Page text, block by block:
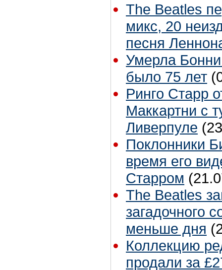
The Beatles
микс, 20
песня
Умерла
было 75 лет
Ринго Старр
Маккартни с
Ливерпуле
Поклонники
время его
Старром
The Beatles
загадочного
меньше дня
Коллекцию
продали за